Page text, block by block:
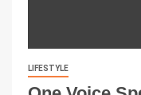
LIFESTYLE